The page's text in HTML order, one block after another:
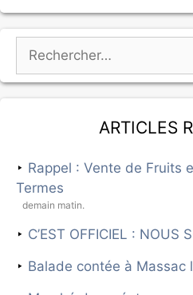
Articles
Rappel : Vente de Fruits
Termes
demain matin.
C’EST OFFICIEL : NOUS
Balade contée à Massac